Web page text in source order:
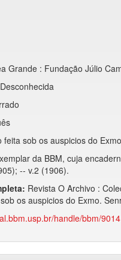
Grande : Fundação Júlio
Desconhecida
feita sob os auspicios do
da BBM, cuja
-- v.2 (1906).
Revista O Archivo :
os auspicios do Exmo.
handle/bbm/9014